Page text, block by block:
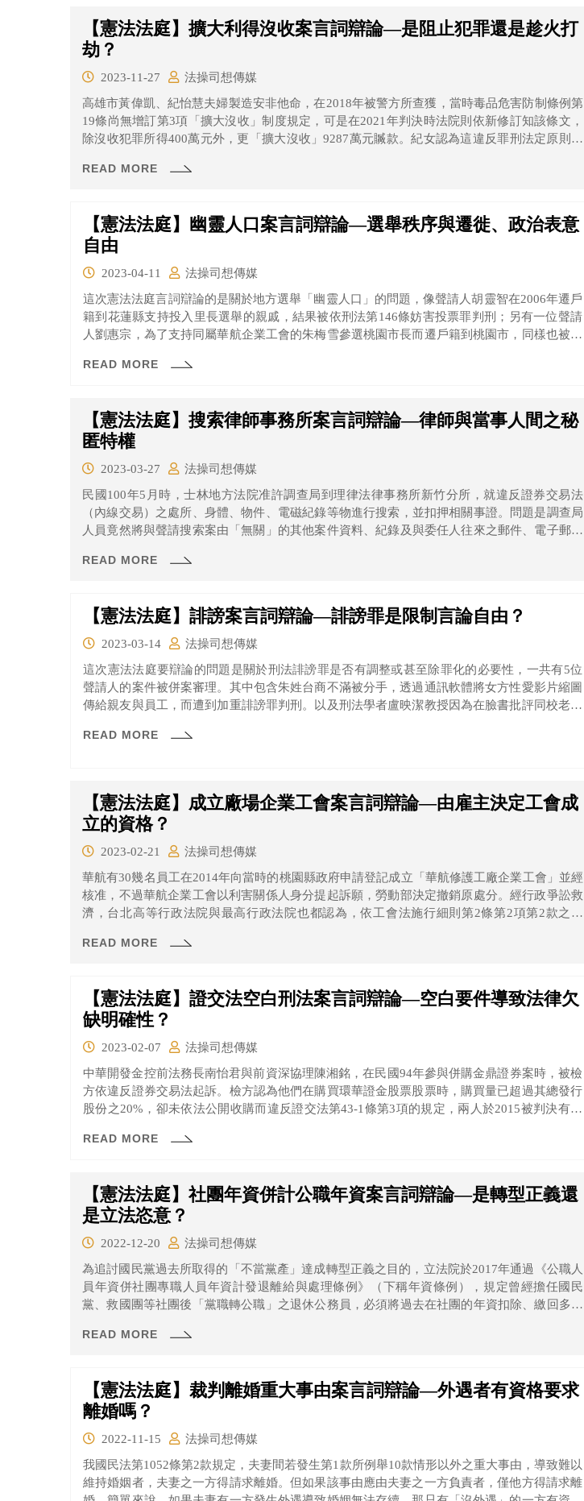
【憲法法庭】擴大利得沒收案言詞辯論—是阻止犯罪還是趁火打
劫？
2023-11-27
法操司想傳媒
高雄市黃偉凱、紀怡慧夫婦製造安非他命，在2018年被警方所查獲，當時毒品危害防制條例第
19條尚無增訂第3項「擴大沒收」制度規定，可是在2021年判決時法院則依新修訂知該條文，
除沒收犯罪所得400萬元外，更「擴大沒收」9287萬元贓款。紀女認為這違反罪刑法定原則、
READ MORE
【憲法法庭】幽靈人口案言詞辯論—選舉秩序與遷徙、政治表意
自由
2023-04-11
法操司想傳媒
這次憲法法庭言詞辯論的是關於地方選舉「幽靈人口」的問題，像聲請人胡靈智在2006年遷戶
籍到花蓮縣支持投入里長選舉的親戚，結果被依刑法第146條妨害投票罪判刑；另有一位聲請
人劉惠宗，為了支持同屬華航企業工會的朱梅雪參選桃園市長而遷戶籍到桃園市，同樣也被依
READ MORE
【憲法法庭】搜索律師事務所案言詞辯論—律師與當事人間之秘
匿特權
2023-03-27
法操司想傳媒
民國100年5月時，士林地方法院准許調查局到理律法律事務所新竹分所，就違反證券交易法
（內線交易）之處所、身體、物件、電磁紀錄等物進行搜索，並扣押相關事證。問題是調查局
人員竟然將與聲請搜索案由「無關」的其他案件資料、紀錄及與委任人往來之郵件、電子郵件
READ MORE
【憲法法庭】誹謗案言詞辯論—誹謗罪是限制言論自由？
2023-03-14
法操司想傳媒
這次憲法法庭要辯論的問題是關於刑法誹謗罪是否有調整或甚至除罪化的必要性，一共有5位
聲請人的案件被併案審理。其中包含朱姓台商不滿被分手，透過通訊軟體將女方性愛影片縮圖
傳給親友與員工，而遭到加重誹謗罪判刑。以及刑法學者盧映潔教授因為在臉書批評同校老師
READ MORE
【憲法法庭】成立廠場企業工會案言詞辯論—由雇主決定工會成
立的資格？
2023-02-21
法操司想傳媒
華航有30幾名員工在2014年向當時的桃園縣政府申請登記成立「華航修護工廠企業工會」並經
核准，不過華航企業工會以利害關係人身分提起訴願，勞動部決定撤銷原處分。經行政爭訟救
濟，台北高等行政法院與最高行政法院也都認為，依工會法施行細則第2條第2項第2款之規
READ MORE
【憲法法庭】證交法空白刑法案言詞辯論—空白要件導致法律欠
缺明確性？
2023-02-07
法操司想傳媒
中華開發金控前法務長南怡君與前資深協理陳湘銘，在民國94年參與併購金鼎證券案時，被檢
方依違反證券交易法起訴。檢方認為他們在購買環華證金股票股票時，購買量已超過其總發行
股份之20%，卻未依法公開收購而違反證交法第43-1條第3項的規定，兩人於2015被判決有罪
READ MORE
【憲法法庭】社團年資併計公職年資案言詞辯論—是轉型正義還
是立法恣意？
2022-12-20
法操司想傳媒
為追討國民黨過去所取得的「不當黨產」達成轉型正義之目的，立法院於2017年通過《公職人
員年資併社團專職人員年資計發退離給與處理條例》（下稱年資條例），規定曾經擔任國民
黨、救國團等社團後「黨職轉公職」之退休公務員，必須將過去在社團的年資扣除、繳回多領
案件時，認為年資條例可能有違反禁止恣意原則及平等原則等等問題，因此依職權停止審理並
READ MORE
【憲法法庭】裁判離婚重大事由案言詞辯論—外遇者有資格要求
離婚嗎？
2022-11-15
法操司想傳媒
我國民法第1052條第2款規定，夫妻間若發生第1款所例舉10款情形以外之重大事由，導致難以
維持婚姻者，夫妻之一方得請求離婚。但如果該事由應由夫妻之一方負責者，僅他方得請求離